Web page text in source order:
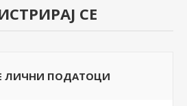
СЕ
ЛИЧНИ ПОДАТОЦИ